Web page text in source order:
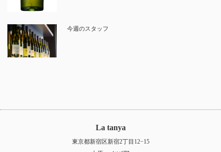
今週のスタッフ
La tanya
東京都新宿区新宿2丁目12−15